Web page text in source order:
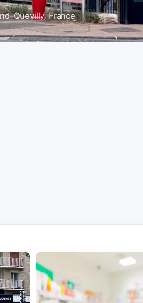
Quevilly, France